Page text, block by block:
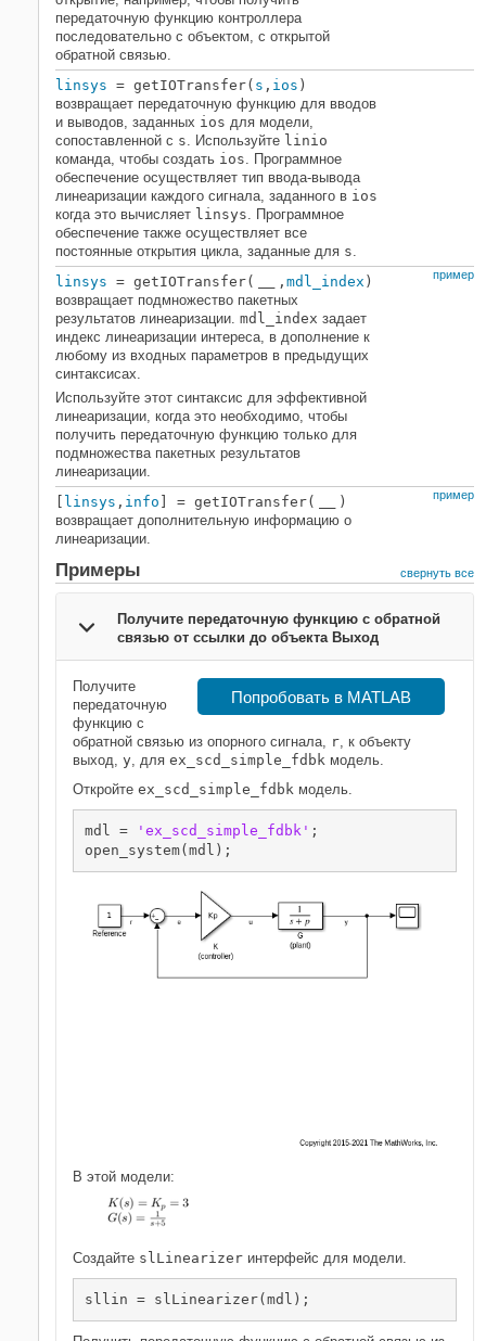
передаточную функцию контроллера
последовательно с объектом, с открытой
обратной связью.
linsys = getIOTransfer( s , ios )
возвращает передаточную функцию для вводов
и выводов, заданных ios для модели,
сопоставленной с s. Используйте linio
команда, чтобы создать ios. Программное
обеспечение осуществляет тип ввода-вывода
линеаризации каждого сигнала, заданного в ios
когда это вычисляет linsys. Программное
обеспечение также осуществляет все
постоянные открытия цикла, заданные для s.
пример
linsys = getIOTransfer( , mdl_index )
возвращает подмножество пакетных
результатов линеаризации. mdl_index задает
индекс линеаризации интереса, в дополнение к
любому из входных параметров в предыдущих
синтаксисах.
Используйте этот синтаксис для эффективной
линеаризации, когда это необходимо, чтобы
получить передаточную функцию только для
подмножества пакетных результатов
линеаризации.
пример
linsys , info ] = getIOTransfer(
)
возвращает дополнительную информацию о
линеаризации.
Примеры свернуть все
Получите передаточную функцию с обратной
связью от ссылки до объекта Выход
Попробовать в MATLAB
Получите
передаточную
функцию с
обратной связью из опорного сигнала, r, к объекту
выход, y, для ex_scd_simple_fdbk модель.
Откройте ex_scd_simple_fdbk модель.
mdl = 'ex_scd_simple_fdbk' ;
В этой модели:
Создайте slLinearizer интерфейс для модели.